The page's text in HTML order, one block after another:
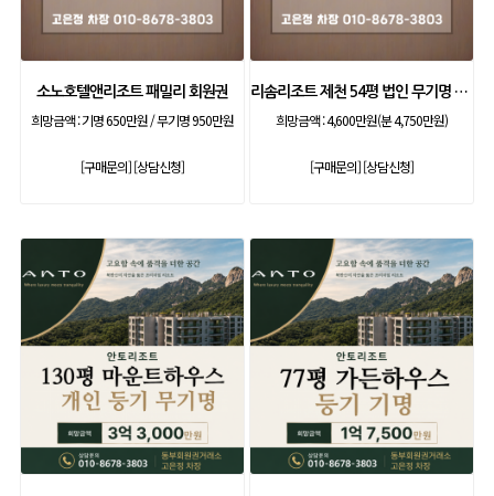
소노호텔앤리조트 패밀리 회원권
희망금액 :기명 650만원 / 무기명 950만원
[구매문의][상담신청]
리솜리조트 제천 54평 법인 무기명 회원제
희망금액 :4,600만원(분 4,750만원)
[구매문의][상담신청]